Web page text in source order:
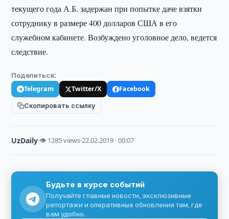
текущего года А.Б. задержан при попытке даче взятки
сотруднику в размере 400 долларов США в его
служебном кабинете. Возбуждено уголовное дело, ведется
следствие.
Поделиться:
Telegram Twitter/X
Facebook
Скопировать ссылку
UzDaily·👁 1285 views·22.02.2019 · 00:07
Будьте в курсе событий
Получайте главные новости, эксклюзивные
репортажи и оперативные обновления там, где
вам удобно.